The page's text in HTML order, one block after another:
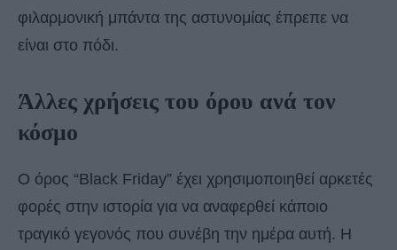
φιλαρμονική μπάντα της αστυνομίας έπρεπε να
είναι στο πόδι.
Άλλες χρήσεις του όρου ανά τον
κόσμο
O όρος “Black Friday” έχει χρησιμοποιηθεί αρκετές
φορές στην ιστορία για να αναφερθεί κάποιο
τραγικό γεγονός που συνέβη την ημέρα αυτή. Η